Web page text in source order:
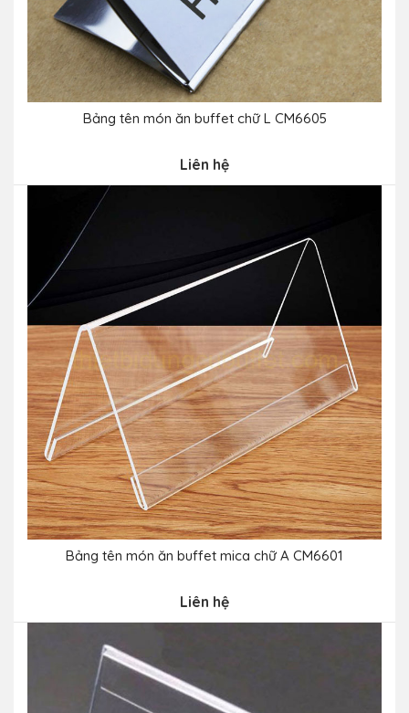
Bảng tên món ăn buffet chữ L CM6605
Liên hệ
Bảng tên món ăn buffet mica chữ A CM6601
Liên hệ